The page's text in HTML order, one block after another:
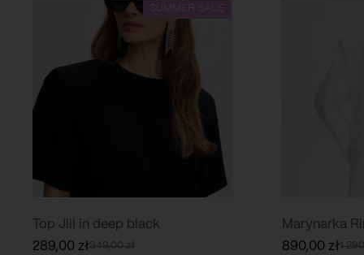
Top Jill in deep black
349,00zł
Pierwotna
289,00 złAktualna
Marynarka
1
890,00 zł